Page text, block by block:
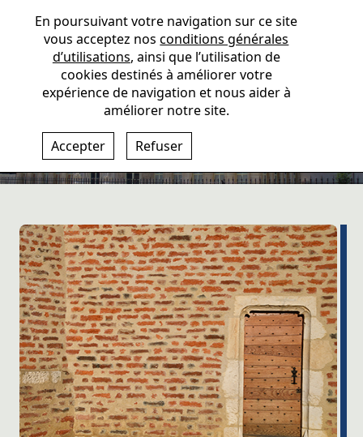
En poursuivant votre navigation sur ce site
vous acceptez nosconditions générales
d’utilisations, ainsi que l’utilisation de
cookies destinés à améliorer votre
expérience de navigation et nous aider à
améliorer notre site.
Accepter
Refuser
Savoir-Faire Barberot